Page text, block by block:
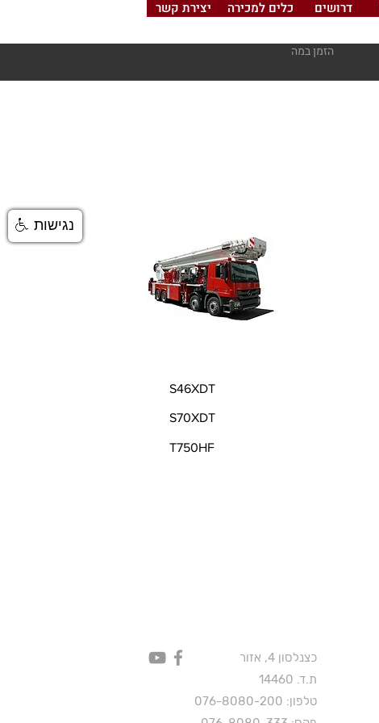
יצירת קשר כלים למכירה דרושים
הזמן במה
S46XDT
S70XDT
T750HF
כצנלסון 4, אזור
ת.ד. 14460
טלפון: 076-8080-200
נגישות